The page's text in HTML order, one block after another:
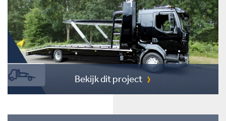
Bekijk dit project